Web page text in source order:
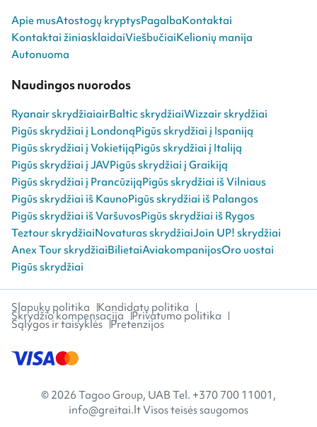
Apie musAtostogų kryptysPagalbaKontaktai
Kontaktai žiniasklaidaiViešbučiaiKelionių manija
Autonuoma
Naudingos nuorodos
Ryanair skrydžiaiairBaltic skrydžiaiWizzair skrydžiai
Pigūs skrydžiai į LondonąPigūs skrydžiai į Ispaniją
Pigūs skrydžiai į VokietijąPigūs skrydžiai į Italiją
Pigūs skrydžiai į JAVPigūs skrydžiai į Graikiją
Pigūs skrydžiai į PrancūzijąPigūs skrydžiai iš Vilniaus
Pigūs skrydžiai iš KaunoPigūs skrydžiai iš Palangos
Pigūs skrydžiai iš VaršuvosPigūs skrydžiai iš Rygos
Teztour skrydžiaiNovaturas skrydžiaiJoin UP! skrydžiai
Anex Tour skrydžiaiBilietaiAviakompanijosOro uostai
Pigūs skrydžiai
Slapukų politika Kandidatų politika
Skrydžio kompensacija Privatumo politika
Sąlygos ir taisyklės Pretenzijos
© 2026 Tagoo Group, UAB Tel. +370 700 11001,
info@greitai.lt Visos teisės saugomos